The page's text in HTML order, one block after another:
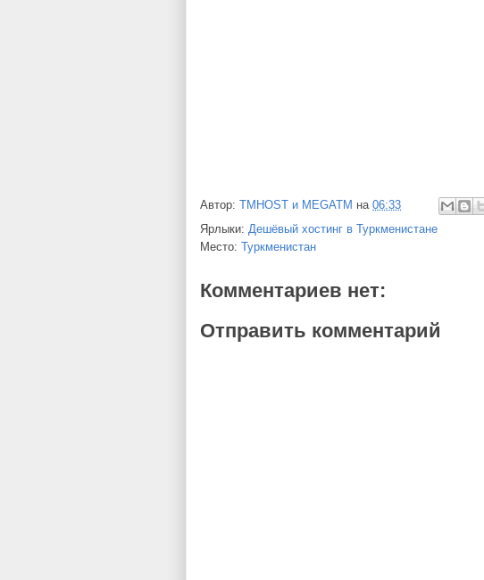
Автор: TMHOST и MEGATM на 06:33
Ярлыки: Дешёвый хостинг в Туркменистане
Место: Туркменистан
Комментариев нет:
Отправить комментарий